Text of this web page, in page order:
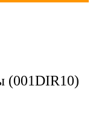
(001DIR10)